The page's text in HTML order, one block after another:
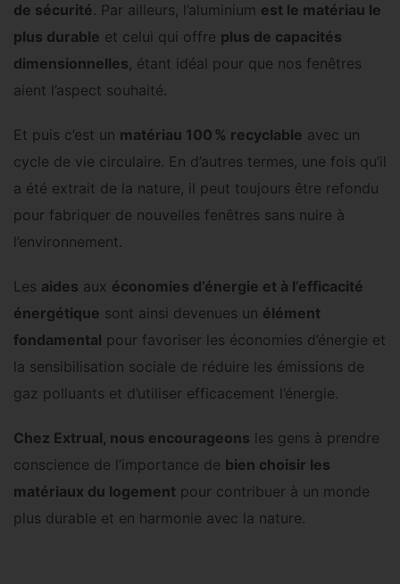
de sécurité. Par ailleurs, l’aluminium est le matériau le
plus durable et celui qui offre plus de capacités
dimensionnelles, étant idéal pour que nos fenêtres
aient l’aspect souhaité.
Et puis c’est un matériau 100 % recyclable avec un
cycle de vie circulaire. En d’autres termes, une fois qu’il
a été extrait de la nature, il peut toujours être refondu
pour fabriquer de nouvelles fenêtres sans nuire à
l’environnement.
Les aides aux économies d’énergie et à l’efficacité
énergétique sont ainsi devenues un élément
fondamental pour favoriser les économies d’énergie et
la sensibilisation sociale de réduire les émissions de
gaz polluants et d’utiliser efficacement l’énergie.
Chez Extrual, nous encourageons les gens à prendre
conscience de l’importance de bien choisir les
matériaux du logement pour contribuer à un monde
plus durable et en harmonie avec la nature.